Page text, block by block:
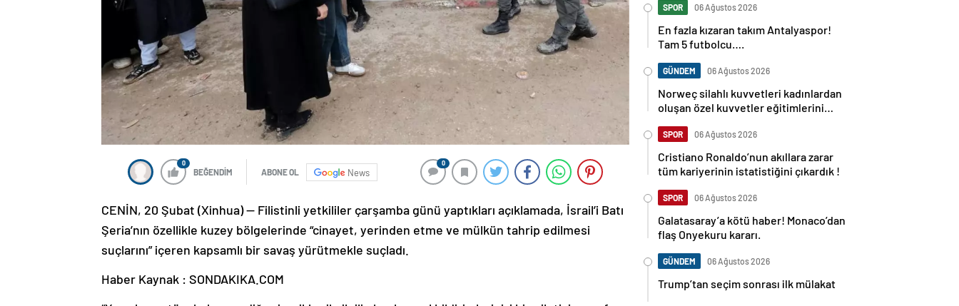
0
BEĞENDİM ABONE OL News
0
CENİN, 20 Şubat (Xinhua) — Filistinli yetkililer çarşamba günü yaptıkları açıklamada, İsrail’i Batı
Şeria’nın özellikle kuzey bölgelerinde “cinayet, yerinden etme ve mülkün tahrip edilmesi
suçlarını” içeren kapsamlı bir savaş yürütmekle suçladı.
Haber Kaynak : SONDAKIKA.COM
SPOR 06 Ağustos 2026
En fazla kızaran takım Antalyaspor!
Tam 5 futbolcu….
GÜNDEM 06 Ağustos 2026
Norweç silahlı kuvvetleri kadınlardan
oluşan özel kuvvetler eğitimlerini
SPOR 06 Ağustos 2026
Cristiano Ronaldo’nun akıllara zarar
tüm kariyerinin istatistiğini çıkardık !
SPOR 06 Ağustos 2026
Galatasaray’a kötü haber! Monaco’dan
flaş Onyekuru kararı.
GÜNDEM 06 Ağustos 2026
Trump’tan seçim sonrası ilk mülakat